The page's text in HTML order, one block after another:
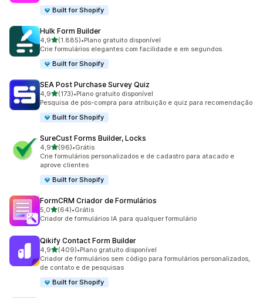
Built for Shopify
Hulk Form Builder
4,9de 5 estrelas
(1.885)
1885 avaliações ao todo
•Plano gratuito disponível
Crie formulários elegantes com facilidade e em segundos.
Built for Shopify
SEA Post Purchase Survey Quiz
4,9de 5 estrelas
(173)
173 avaliações ao todo
•Plano gratuito disponível
Pesquisa de pós-compra para atribuição e quiz para recomendação
Built for Shopify
SureCust Forms Builder, Locks
4,9de 5 estrelas
(96)
96 avaliações ao todo
•Grátis
Crie formulários personalizados e de cadastro para atacado e
aprove clientes
Built for Shopify
FormCRM Criador de Formulários
5,0de 5 estrelas
(64)
64 avaliações ao todo
•Grátis
Criador de formulários IA para qualquer formulário
Qikify Contact Form Builder
4,9de 5 estrelas
(409)
409 avaliações ao todo
•Plano gratuito disponível
Criador de formulários sem código para formulários personalizados,
de contato e de pesquisas
Built for Shopify